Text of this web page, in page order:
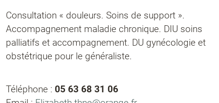
Consultation « douleurs. Soins de support ».
Accompagnement maladie chronique. DIU soins
palliatifs et accompagnement. DU gynécologie et
obstétrique pour le généraliste.
Téléphone : 05 63 68 31 06